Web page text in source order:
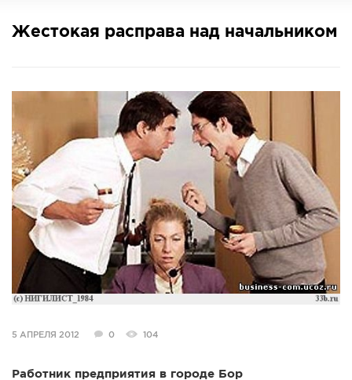
НОВОСТИ
АФИША
СПРАВКА
КАМЕРЫ
КОНКУРСЫ
СТАТЬИ
ГОЛОСОВАНИЯ
ПРЕДЛОЖИТЬ НОВОСТЬ
Жестокая расправа над начальником
5 АПРЕЛЯ 2012 0 104
Работник предприятия в городе Бор